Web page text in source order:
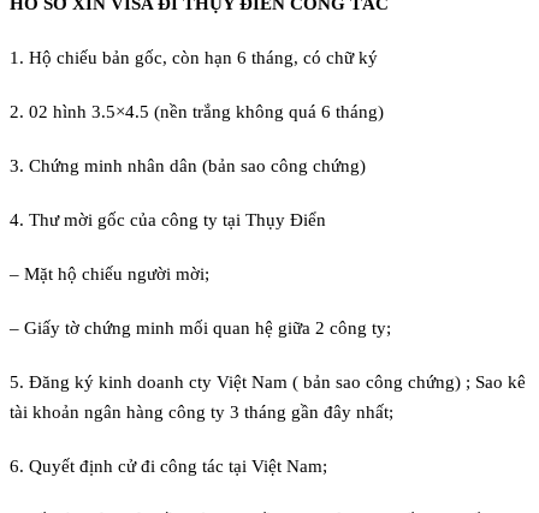
HỒ SƠ XIN VISA ĐI THỤY ĐIỂN CÔNG TÁC
1. Hộ chiếu bản gốc, còn hạn 6 tháng, có chữ ký
2. 02 hình 3.5×4.5 (nền trắng không quá 6 tháng)
3. Chứng minh nhân dân (bản sao công chứng)
4. Thư mời gốc của công ty tại Thụy Điển
– Mặt hộ chiếu người mời;
– Giấy tờ chứng minh mối quan hệ giữa 2 công ty;
5. Đăng ký kinh doanh cty Việt Nam ( bản sao công chứng) ; Sao kê
tài khoản ngân hàng công ty 3 tháng gần đây nhất;
6. Quyết định cử đi công tác tại Việt Nam;